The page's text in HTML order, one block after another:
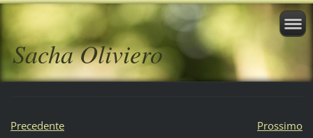
Sacha Oliviero
Precedente
Prossimo